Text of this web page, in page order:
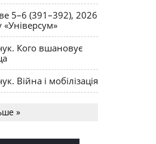
5–6 (391–392), 2026
Кого вшановує
Війна і мобілізація
»